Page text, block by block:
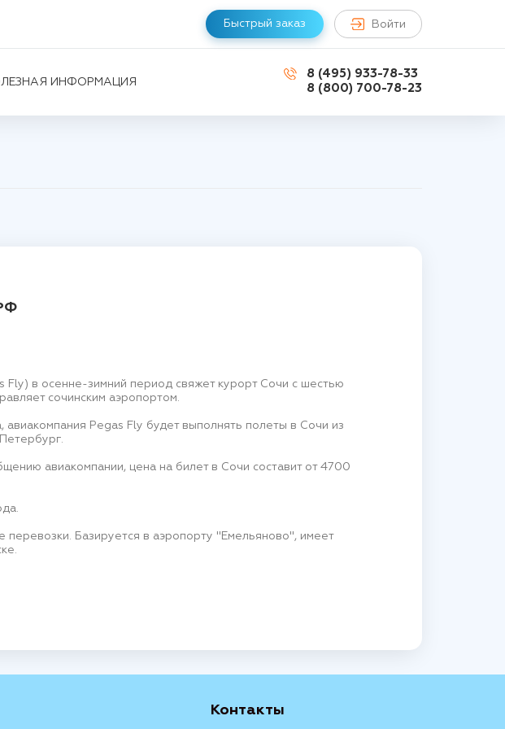
Быстрый заказ Войти
ИНФОРМАЦИЯ
8 (495) 933-78-33
8 (800) 700-78-23
Fly) в осенне-зимний период свяжет курорт Сочи с шестью
сочинским аэропортом.
Pegas Fly будет выполнять полеты в Сочи из
авиакомпании, цена на билет в Сочи составит от 4700
Базируется в аэропорту "Емельяново", имеет
Контакты